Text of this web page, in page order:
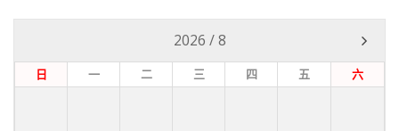
2026 /8
日 一 二 三 四 五 六